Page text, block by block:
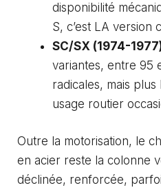
disponibilité
S, c’est LA version
SC/SX (1974-
variantes, entre 95
radicales, mais
usage routier
Outre la motorisation, le
en acier reste la colonne
déclinée, renforcée,